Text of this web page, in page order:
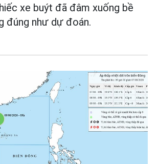
xe buýt đã đâm xuống bề
đúng như dự đoán.